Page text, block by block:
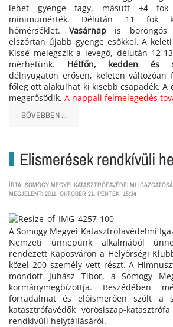
lehet gyenge fagy, másutt +4
minimumérték. Délután 11 fok
hőmérséklet. Vasárnap is
elszórtan újabb gyenge esőkkel. A
Kissé melegszik a levegő, délután 12-
mérhetünk. Hétfőn, kedden és
délnyugaton erősen, keleten változóan
főleg ott alakulhat ki kisebb csapadék. A
megerősödik. A nappali felmelegedés
BŐVEBBEN ...
Elismerések rendkívüli
ÍRTA: SOMOGY MEGYEI KATASZTRÓFAVÉDELMI
MEGJELENT: 2011. OKTÓBER 21. PÉNTEK, 15:34
A Somogy Megyei Katasztrófavédelmi
Nemzeti ünnepünk alkalmából
rendezett Kaposváron a Helyőrségi
közel 200 személy vett részt. A
mondott Juhász Tibor, a Somogy
kormánymegbízottja. Beszédében
forradalmat és előismerően szólt a
katasztrófavédők vörösiszap-
rendkívüli helytállásáról.